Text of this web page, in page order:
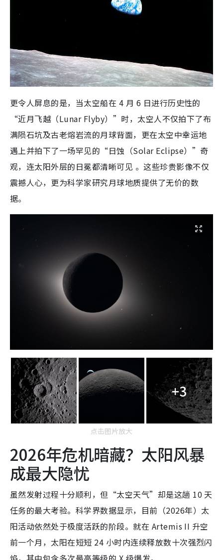
更令人屏息的是，当太空船在 4 月 6 日进行历史性的
“近月飞越（Lunar Flyby）”时，太空人不仅拍下了布
满陨石坑及古老熔岩流的月球背面，更在太空中幸运地
遇上并拍下了一场罕见的“日蚀（Solar Eclipse）”奇
观，连太阳外层的日冕都清晰可见 。这些珍贵影像不仅
震撼人心，更为科学家研究月球地质提供了无价的数
据。
+3
点击图片放大
2026年危机暗藏？太阳风暴
成最大隐忧
虽然发射过程十分顺利，但“太空天气”却是这趟 10 天
任务的最大考验。科学界数据显示，目前（2026年）太
阳活动依然处于极度活跃的阶段。就在 Artemis II 升空
前一个月，太阳在短短 24 小时内连续释放数十次强烈闪